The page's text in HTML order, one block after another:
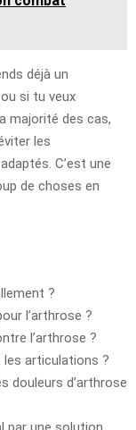
déjà un
si tu veux
majorité des cas,
les
C’est une
de choses en
?
l’arthrose ?
l’arthrose ?
les articulations ?
douleurs d’arthrose